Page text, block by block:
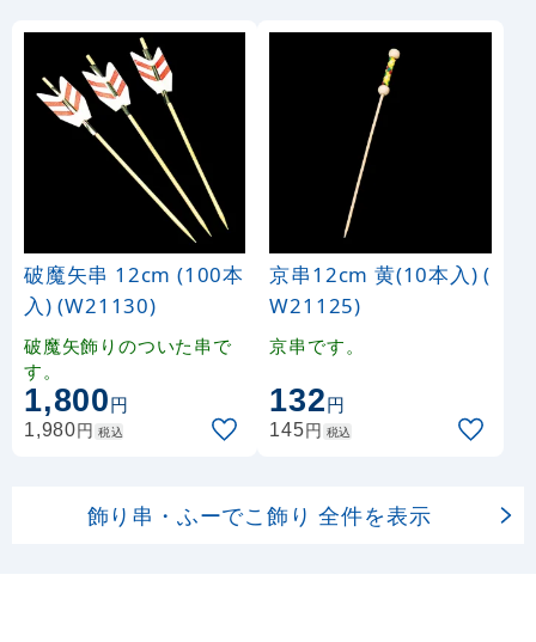
破魔矢串 12cm (100本
入) (W21130)
破魔矢飾りのついた串で
す。
1,800円
1,980円 税込
京串12cm 黄(10本入) (
W21125)
京串です。
132円
145円 税込
飾り串・ふーでこ飾り 全件を表示